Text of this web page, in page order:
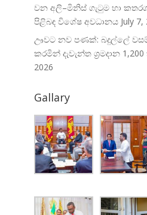
වන අලි–මිනිස් ගැටුම හා
පිළිබඳ විශේෂ අවධානය July 7,
ඌවට නව පණක්: බදුල්ලේ
කරමින් දැවැන්ත ශ්‍රමදාන
2026
Gallary